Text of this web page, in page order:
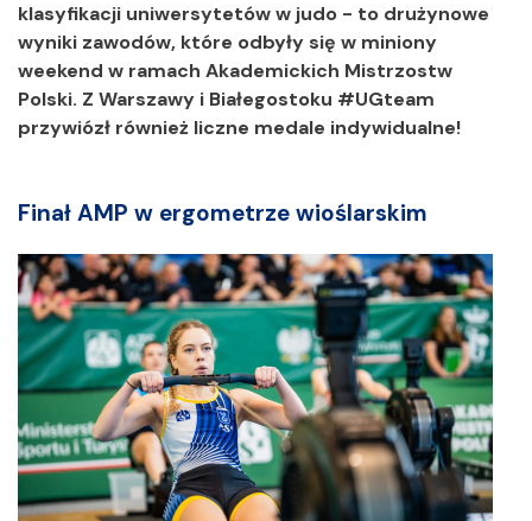
klasyfikacji uniwersytetów w judo - to drużynowe
wyniki zawodów, które odbyły się w miniony
weekend w ramach Akademickich Mistrzostw
Polski. Z Warszawy i Białegostoku #UGteam
przywiózł również liczne medale indywidualne!
Finał AMP w ergometrze wioślarskim